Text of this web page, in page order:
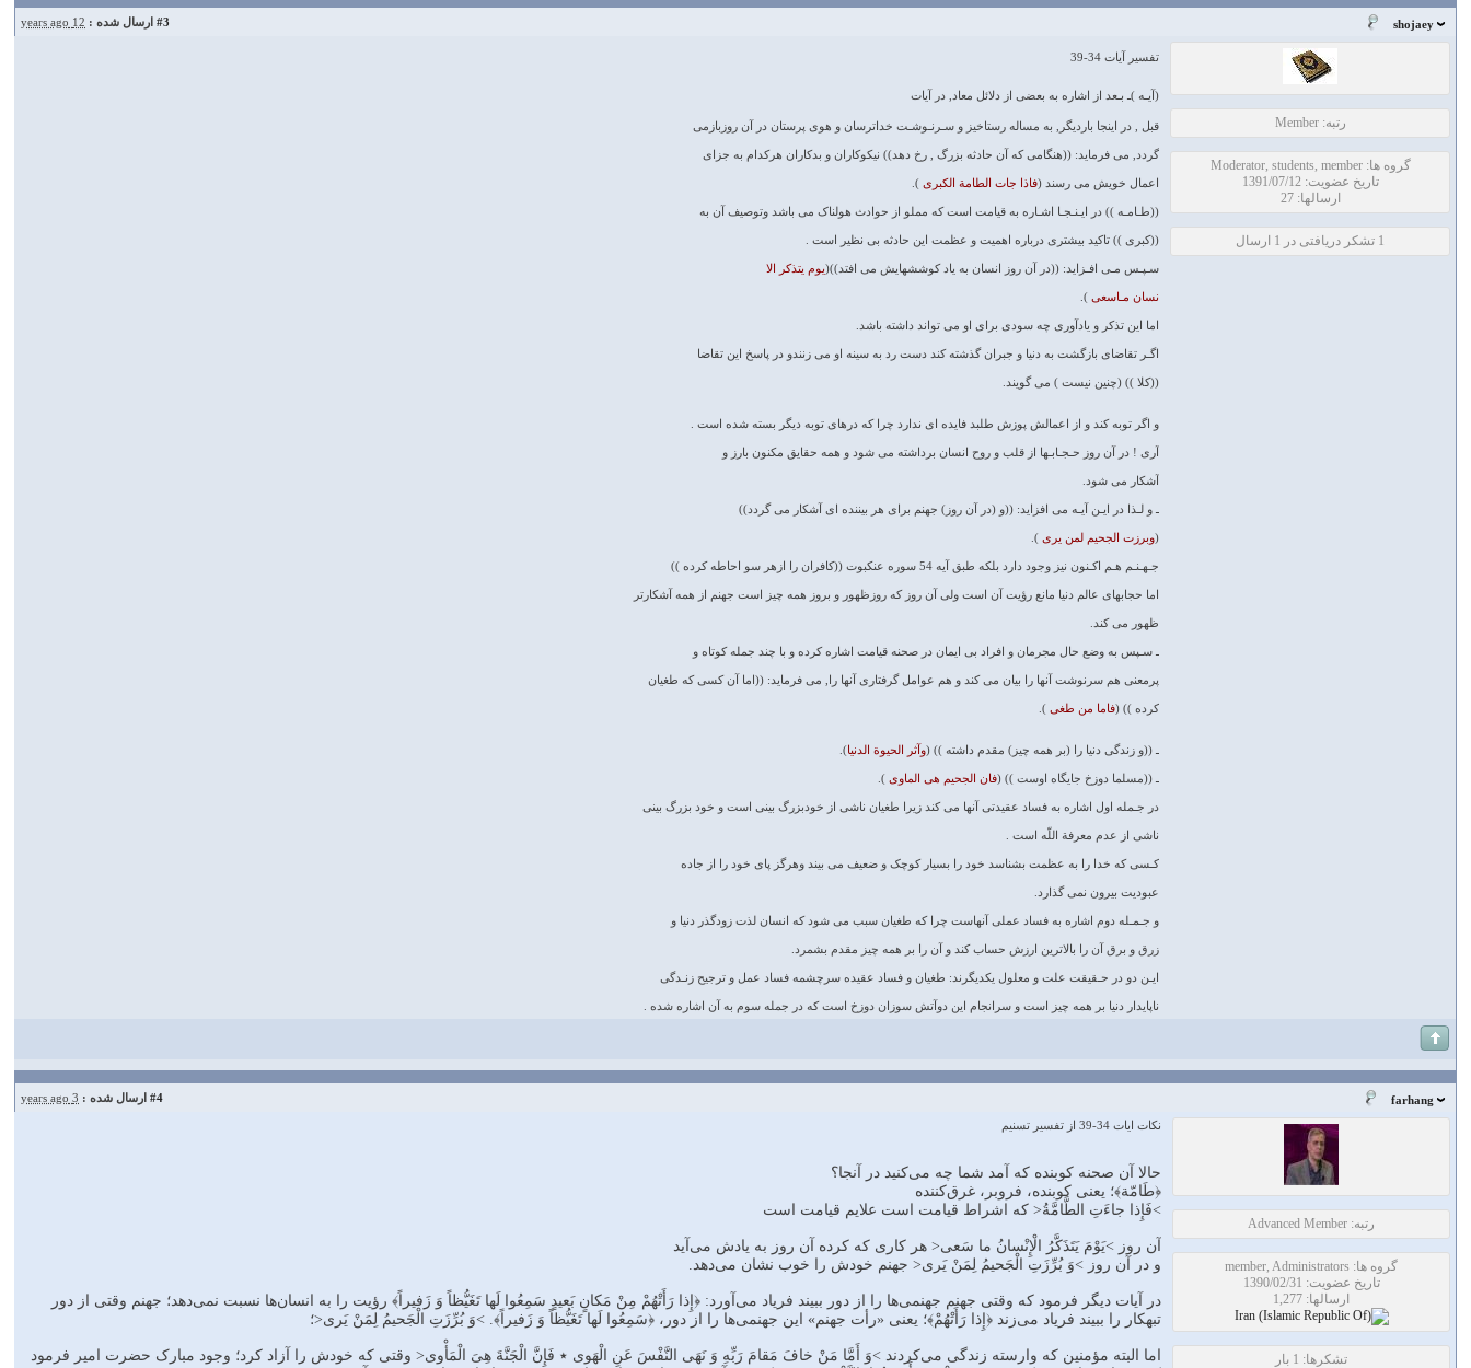
shojaey
#3 ارسال شده : 12 years ago
رتبه: Member
گروه ها: Moderator, students, member
تاریخ عضویت: 1391/07/12
ارسالها: 27
1 تشکر دریافتی در 1 ارسال
تفسیر آیات 34-39
(آیـه )ـ بـعد از اشاره به بعضى از دلائل معاد, در آیات
قبل , در اینجا باردیگر, به مساله رستاخیز و سـرنـوشـت خداترسان و هوى پرستان در آن روزبازمى
گردد, مى فرماید: ((هنگامى که آن حادثه بزرگ , رخ دهد)) نیکوکاران و بدکاران هرکدام به جزاى
اعمال خویش مى رسند (فاذا جات الطامة الکبرى ).
((طـامـه )) در ایـنـجـا اشـاره به قیامت است که مملو از حوادث هولناک مى باشد وتوصیف آن به
((کبرى )) تاکید بیشترى درباره اهمیت و عظمت این حادثه بى نظیر است .
سـپـس مـى افـزاید: ((در آن روز انسان به یاد کوششهایش مى افتد))(یوم یتذکر الا
نسان مـاسعى ).
اما این تذکر و یادآورى چه سودى براى او مى تواند داشته باشد.
اگـر تقاضاى بازگشت به دنیا و جبران گذشته کند دست رد به سینه او مى زنندو در پاسخ این تقاضا
((کلا )) (چنین نیست ) مى گویند.
و اگر توبه کند و از اعمالش پوزش طلبد فایده اى ندارد چرا که درهاى توبه دیگر بسته شده است .
آرى ! در آن روز حـجـابـها از قلب و روح انسان برداشته مى شود و همه حقایق مکنون بارز و
آشکار مى شود.
ـ و لـذا در ایـن آیـه مى افزاید: ((و (در آن روز) جهنم براى هر بیننده اى آشکار مى گردد))
(وبرزت الجحیم لمن یرى ).
جـهـنـم هـم اکـنون نیز وجود دارد بلکه طبق آیه 54 سوره عنکبوت ((کافران را ازهر سو احاطه کرده ))
اما حجابهاى عالم دنیا مانع رؤیت آن است ولى آن روز که روزظهور و بروز همه چیز است جهنم از همه آشکارتر
ظهور مى کند.
ـ سـپس به وضع حال مجرمان و افراد بى ایمان در صحنه قیامت اشاره کرده و با چند جمله کوتاه و
پرمعنى هم سرنوشت آنها را بیان مى کند و هم عوامل گرفتارى آنها را, مى فرماید: ((اما آن کسى که طغیان
کرده )) (فاما من طغى ).
ـ ((و زندگى دنیا را (بر همه چیز) مقدم داشته )) (وآثر الحیوة الدنیا).
ـ ((مسلما دوزخ جایگاه اوست )) (فان الجحیم هى الماوى ).
در جـمله اول اشاره به فساد عقیدتى آنها مى کند زیرا طغیان ناشى از خودبزرگ بینى است و خود بزرگ بینى
ناشى از عدم معرفة اللّه است .
کـسى که خدا را به عظمت بشناسد خود را بسیار کوچک و ضعیف مى بیند وهرگز پاى خود را از جاده
عبودیت بیرون نمى گذارد.
و جـمـله دوم اشاره به فساد عملى آنهاست چرا که طغیان سبب مى شود که انسان لذت زودگذر دنیا و
زرق و برق آن را بالاترین ارزش حساب کند و آن را بر همه چیز مقدم بشمرد.
ایـن دو در حـقیقت علت و معلول یکدیگرند: طغیان و فساد عقیده سرچشمه فساد عمل و ترجیح زنـدگى
ناپایدار دنیا بر همه چیز است و سرانجام این دوآتش سوزان دوزخ است که در جمله سوم به آن اشاره شده .
farhang
#4 ارسال شده : 3 years ago
رتبه: Advanced Member
گروه ها: member, Administrators
تاریخ عضویت: 1390/02/31
ارسالها: 1,277
تشکرها: 1 بار
نکات ایات 34-39 از تفسیر تسنیم
حالا آن صحنه کوبنده که آمد شما چه می‌کنید در آنجا؟
﴿طَامّة﴾؛ یعنی کوبنده، فروبر، غرق‌کننده
>فَإِذا جاءَتِ الطَّامَّةُ< که اشراط قیامت است علایم قیامت است
آن روز >یَوْمَ یَتَذَکَّرُ الْإِنْسانُ ما سَعی‏< هر کاری که کرده آن روز به یادش می‌آید
و در آن روز >وَ بُرِّزَتِ الْجَحیمُ لِمَنْ یَری< جهنم خودش را خوب نشان می‌دهد.
در آیات دیگر فرمود که وقتی جهنم جهنمی‌ها را از دور ببیند فریاد می‌آورد: ﴿إِذا رَأَتْهُمْ مِنْ مَکانٍ بَعیدٍ سَمِعُوا لَها تَغَیُّظاً وَ زَفیراً﴾‎‎ رؤیت را به انسان‌ها نسبت نمی‌دهد؛ جهنم وقتی از دور
تبهکار را ببیند فریاد می‌زند ﴿إِذا رَأَتْهُمْ﴾؛ یعنی «رأت جهنم» این جهنمی‌ها را از دور، ﴿سَمِعُوا لَها تَغَیُّظاً وَ زَفیراً﴾‎‎. >وَ بُرِّزَتِ الْجَحیمُ لِمَنْ یَری<؛
اما البته مؤمنین که وارسته زندگی می‌کردند >وَ أَمَّا مَنْ خافَ مَقامَ رَبِّهِ وَ نَهَی النَّفْسَ عَنِ الْهَوی ٭ فَإِنَّ الْجَنَّةَ هِیَ الْمَأْوی< وقتی که خودش را آزاد کرد؛ وجود مبارک حضرت امیر فرمود